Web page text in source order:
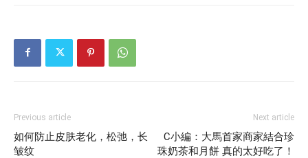
Previous article
如何防止皮肤老化，松弛，长
皱纹
Next article
C小編：大馬首家商家結合珍
珠奶茶和月餅 真的太好吃了！